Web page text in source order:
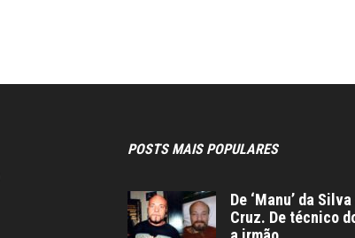
POSTS MAIS POPULARES
De ‘Manu’ da
Cruz. De técnico